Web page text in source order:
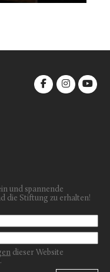
und spannende
die Stiftung zu erhalten!
dieser Website